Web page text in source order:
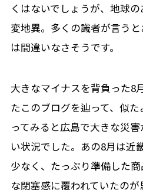
くはないでしょうが、地球
変地異。多くの識者が言う
は間違いなさそうです。
大きなマイナスを背負った8
たこのブログを辿って、似
ってみると広島で大きな災
い状況でした。あの8月は近
少なく、たっぷり準備した
な閉塞感に覆われていたの